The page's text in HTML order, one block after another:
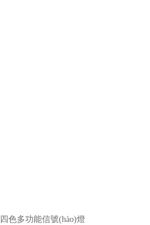
四色多功能信號(hào)燈